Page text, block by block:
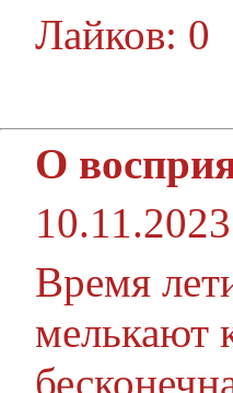
Лайков: 0
О
Время
мелькают